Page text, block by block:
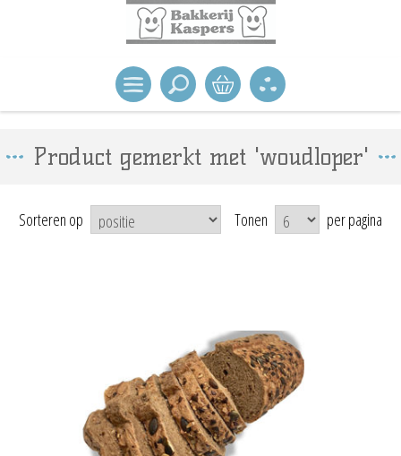
Product gemerkt met 'woudloper'
Sorteren op Tonen per pagina